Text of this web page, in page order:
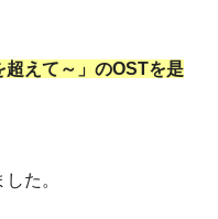
えて～」のOSTを是
た。